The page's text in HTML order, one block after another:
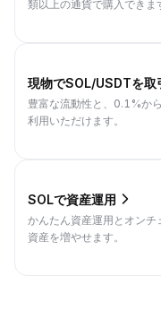
類以上の通貨で購入できま
現物でSOL/USDTを取
豊富な流動性と、0.1%か
利用いただけます。
SOLで資産運用
かんたん資産運用とオンチ
資産を増やせます。